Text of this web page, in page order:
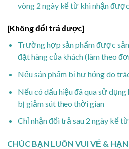
vòng 2 ngày kể từ khi nhận được
[Không đổi trả được]
Trường hợp sản phẩm được
đặt hàng của khách (làm theo
Nếu sản phẩm bị hư hỏng do
Nếu có dấu hiệu đã qua sử
bị giảm sút theo thời gian
Chỉ nhận đổi trả sau 2 ngày kể
CHÚC BẠN LUÔN VUI VẺ &